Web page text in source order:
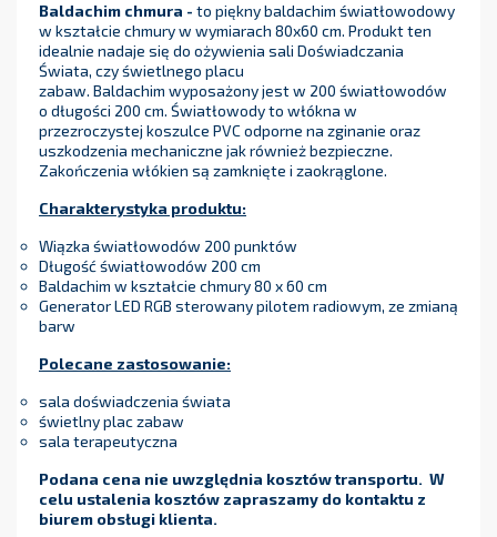
Baldachim chmura - to piękny baldachim światłowodowy
w kształcie chmury w wymiarach 80x60 cm. Produkt ten
idealnie nadaje się do ożywienia sali Doświadczania
Świata, czy świetlnego placu
zabaw. Baldachim wyposażony jest w 200 światłowodów
o długości 200 cm. Światłowody to włókna w
przezroczystej koszulce PVC odporne na zginanie oraz
uszkodzenia mechaniczne jak również bezpieczne.
Zakończenia włókien są zamknięte i zaokrąglone.
Charakterystyka produktu:
Wiązka światłowodów 200 punktów
Długość światłowodów 200 cm
Baldachim w kształcie chmury 80 x 60 cm
Generator LED RGB sterowany pilotem radiowym, ze zmianą
barw
Polecane zastosowanie:
sala doświadczenia świata
świetlny plac zabaw
sala terapeutyczna
Podana cena nie uwzględnia kosztów transportu. W
celu ustalenia kosztów zapraszamy do kontaktu z
biurem obsługi klienta.